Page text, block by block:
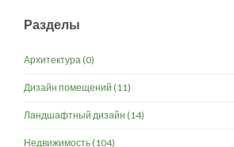
Разделы
Архитектура (0)
Дизайн помещений (11)
Ландшафтный дизайн (14)
Недвижимость(104)